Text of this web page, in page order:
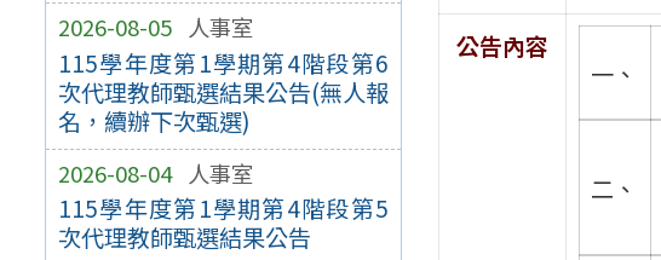
2026-08-05 人事室
115學年度第1學期第4階段第6
次代理教師甄選結果公告(無人報
名，續辦下次甄選)
2026-08-04 人事室
115學年度第1學期第4階段第5
次代理教師甄選結果公告
公告內容
一、
二、